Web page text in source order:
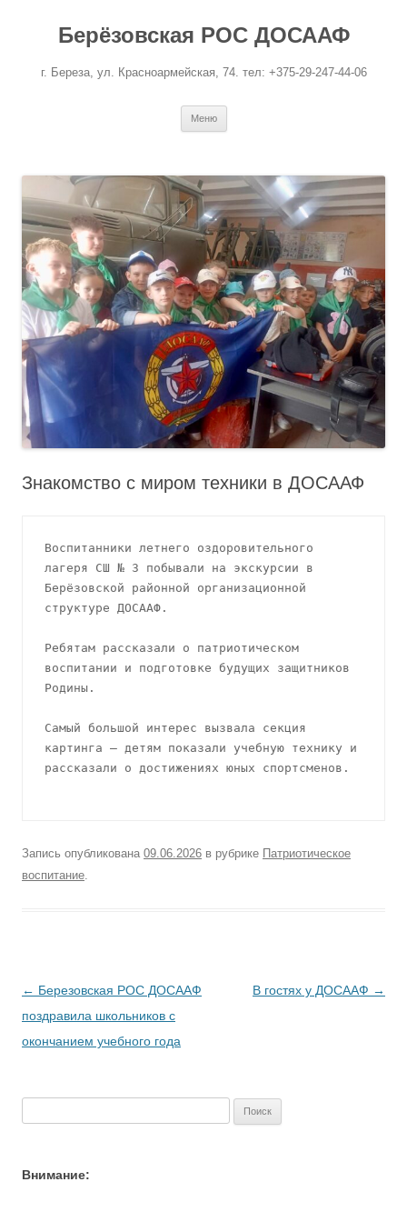
содержимому
Берёзовская РОС ДОСААФ
г. Береза, ул. Красноармейская, 74. тел: +375-29-247-44-06
Меню
Знакомство с миром техники в ДОСААФ
Воспитанники летнего оздоровительного
лагеря СШ № 3 побывали на экскурсии в
Берёзовской районной организационной
структуре ДОСААФ.
Ребятам рассказали о патриотическом
воспитании и подготовке будущих защитников
Родины.
Самый большой интерес вызвала секция
картинга — детям показали учебную технику и
рассказали о достижениях юных спортсменов.
Запись опубликована 09.06.2026 в рубрике Патриотическое
воспитание
Навигация
по
записям
← Березовская РОС ДОСААФ
поздравила школьников с
окончанием учебного года
В гостях у ДОСААФ →
Внимание: